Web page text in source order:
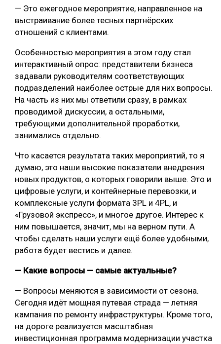
— Это ежегодное мероприятие, направленное на
выстраивание более тесных партнёрских
отношений с клиентами.
Особенностью мероприятия в этом году стал
интерактивный опрос: представители бизнеса
задавали руководителям соответствующих
подразделений наиболее острые для них вопросы.
На часть из них мы ответили сразу, в рамках
проводимой дискуссии, а остальными,
требующими дополнительной проработки,
занимались отдельно.
Что касается результата таких мероприятий, то я
думаю, это наши высокие показатели внедрения
новых продуктов, о которых говорили выше. Это и
цифровые услуги, и контейнерные перевозки, и
комплексные услуги формата 3PL и 4PL, и
«Грузовой экспресс», и многое другое. Интерес к
ним повышается, значит, мы на верном пути. А
чтобы сделать наши услуги ещё более удобными,
работа будет вестись и далее.
— Какие вопросы — самые актуальные?
— Вопросы меняются в зависимости от сезона.
Сегодня идёт мощная путевая страда — летняя
кампания по ремонту инфраструктуры. Кроме того,
на дороге реализуется масштабная
инвестиционная программа модернизации участка